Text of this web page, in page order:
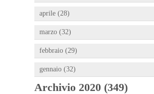
aprile (28)
marzo (32)
febbraio (29)
gennaio (32)
Archivio 2020 (349)